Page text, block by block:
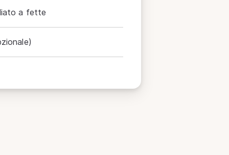
a fette